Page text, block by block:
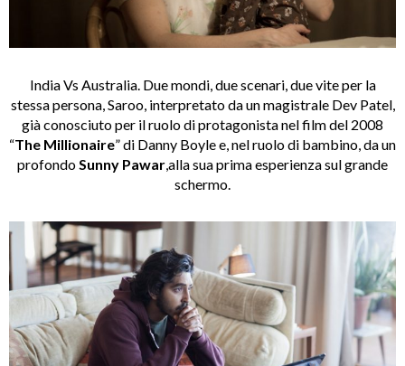
India Vs Australia. Due mondi, due scenari, due vite per la
stessa persona, Saroo, interpretato da un magistrale Dev Patel,
già conosciuto per il ruolo di protagonista nel film del 2008
“The Millionaire” di Danny Boyle e, nel ruolo di bambino, da un
profondoSunny Pawar,alla sua prima esperienza sul grande
schermo.